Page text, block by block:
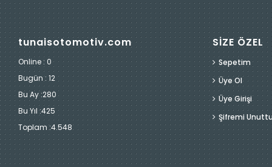
tunaisotomotiv.com
Online : 0
Bugün : 12
Bu Ay :280
Bu Yıl :425
Toplam :4.548
SİZE ÖZEL
Sepetim
Üye Ol
Üye Girişi
Şifremi